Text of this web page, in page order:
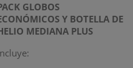
GLOBOS
Y BOTELLA DE
MEDIANA PLUS